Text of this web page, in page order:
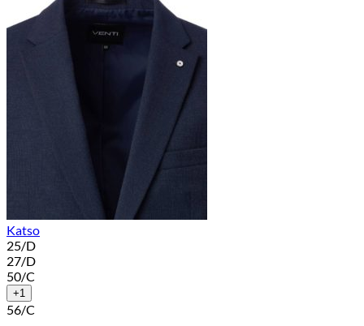
Katso
25/D
27/D
50/C
+1
56/C